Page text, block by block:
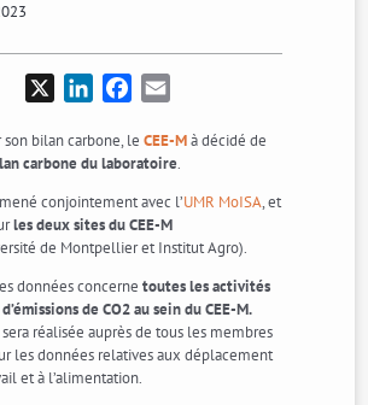
LinkedInFacebook
son bilan carbone, leCEE-Mà décidé de
carbone du laboratoire.
conjointement avec l’UMR MoISA, et
les deux sites du CEE-M
de Montpellier et Institut Agro).
données concernetoutes les activités
de CO2 au sein du CEE-M.
réalisée auprès de tous les membres
les données relatives aux déplacement
et à l’alimentation.